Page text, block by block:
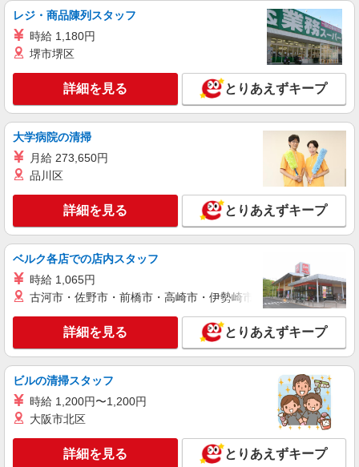
270,000円〜 ★固定残業手当：30,800円（月給に
含む） ※経験・能力考慮 ※固定残業時間は1ヶ月
あたり20時間、超過時は追加で残業手当支給 ※月
3万円まで交通費支給 ※試用期間（2〜3ヶ月）も
制手当／住宅手当（実家外かつ賃貸の場合のみ別
途支給）※試用期間明けから支給／特別手当 ※手
当の種類はエリアにより異なります。詳細は面接
時にお尋ねください。
≪ジョイナス店≫ 神奈川県横浜市西区南幸1-5-
詳細を見る
Stola.（ストラ） 横浜ジョイナス店
時給1230円〜＋交通費支給（月2万円迄）
≪Stola.横浜ジョイナス店≫ 神奈川県横浜市西
区南幸1-4 横浜ジョイナスB1F ■JR・京急本線・
東急東横線・相模本線・みなとみらい線「横浜
駅」西口より徒歩3分
キープ 詳細を見る
正社員
LILLIAN CARAT(リリアン カラット）横浜ジョイナス店
未経験歓迎のアパレル販売スタッフ
未経験：月給243,800円〜400,000円 経験者
（店長候補）：月給300,000円〜 ※試用期間中は
270,000円〜 ★固定残業手当：30,800円（月給に
含む） ※経験・能力考慮 ※固定残業時間は1ヶ月
あたり20時間、超過時は追加で残業手当支給 ※月
3万円まで交通費支給 ※試用期間（2〜3ヶ月）も
同条件 【手当】固定残業手当／資格手当／店舗職
制手当／住宅手当（実家外かつ賃貸の場合のみ別
途支給）※試用期間明けから支給／特別手当 ※手
当の種類はエリアにより異なります。詳細は面接
時にお尋ねください。
≪ジョイナス店≫ 神奈川県横浜市西区南幸1-4
B1 ■各線「横浜駅」より徒歩2分
キープ 詳細を見る
Stola.（ストラ） 横浜ジョイナス店
レジ・商品陳列スタッフ
時給 1,180円
堺市堺区
詳細を見る とりあえずキープ
大学病院の清掃
月給 273,650円
品川区
詳細を見る とりあえずキープ
ベルク各店での店内スタッフ
時給 1,065円
古河市・佐野市・前橋市・高崎市・伊勢崎市・太田市・館林市
詳細を見る とりあえずキープ
ビルの清掃スタッフ
時給 1,200円〜1,200円
大阪市北区
詳細を見る とりあえずキープ